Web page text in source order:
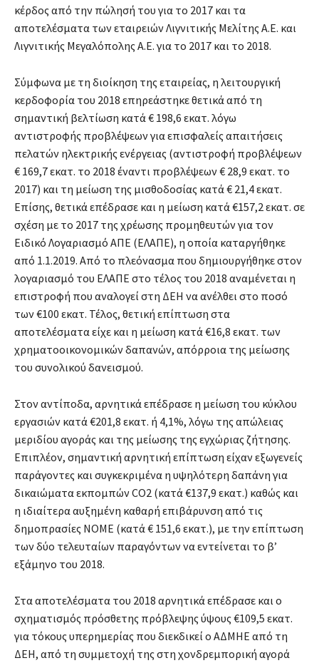
κέρδος από την πώλησή του για το 2017 και τα
αποτελέσματα των εταιρειών Λιγνιτικής Μελίτης Α.Ε. και
Λιγνιτικής Μεγαλόπολης Α.Ε. για το 2017 και το 2018.
Σύμφωνα με τη διοίκηση της εταιρείας, η λειτουργική
κερδοφορία του 2018 επηρεάστηκε θετικά από τη
σημαντική βελτίωση κατά € 198,6 εκατ. λόγω
αντιστροφής προβλέψεων για επισφαλείς απαιτήσεις
πελατών ηλεκτρικής ενέργειας (αντιστροφή προβλέψεων
€ 169,7 εκατ. το 2018 έναντι προβλέψεων € 28,9 εκατ. το
2017) και τη μείωση της μισθοδοσίας κατά € 21,4 εκατ.
Επίσης, θετικά επέδρασε και η μείωση κατά €157,2 εκατ. σε
σχέση με το 2017 της χρέωσης προμηθευτών για τον
Ειδικό Λογαριασμό ΑΠΕ (ΕΛΑΠΕ), η οποία καταργήθηκε
από 1.1.2019. Από το πλεόνασμα που δημιουργήθηκε στον
λογαριασμό του ΕΛΑΠΕ στο τέλος του 2018 αναμένεται η
επιστροφή που αναλογεί στη ΔΕΗ να ανέλθει στο ποσό
των €100 εκατ. Τέλος, θετική επίπτωση στα
αποτελέσματα είχε και η μείωση κατά €16,8 εκατ. των
χρηματοοικονομικών δαπανών, απόρροια της μείωσης
του συνολικού δανεισμού.
Στον αντίποδα, αρνητικά επέδρασε η μείωση του κύκλου
εργασιών κατά €201,8 εκατ. ή 4,1%, λόγω της απώλειας
μεριδίου αγοράς και της μείωσης της εγχώριας ζήτησης.
Επιπλέον, σημαντική αρνητική επίπτωση είχαν εξωγενείς
παράγοντες και συγκεκριμένα η υψηλότερη δαπάνη για
δικαιώματα εκπομπών CO2 (κατά €137,9 εκατ.) καθώς και
η ιδιαίτερα αυξημένη καθαρή επιβάρυνση από τις
δημοπρασίες ΝΟΜΕ (κατά € 151,6 εκατ.), με την επίπτωση
των δύο τελευταίων παραγόντων να εντείνεται το β’
εξάμηνο του 2018.
Στα αποτελέσματα του 2018 αρνητικά επέδρασε και ο
σχηματισμός πρόσθετης πρόβλεψης ύψους €109,5 εκατ.
για τόκους υπερημερίας που διεκδικεί ο ΑΔΜΗΕ από τη
ΔEH, από τη συμμετοχή της στη χονδρεμπορική αγορά